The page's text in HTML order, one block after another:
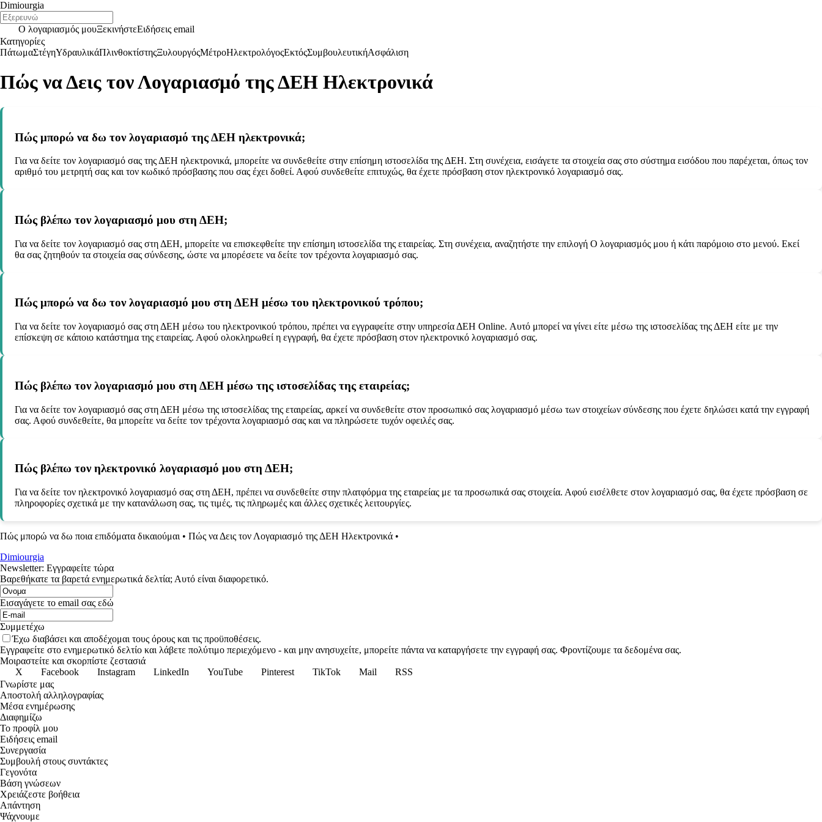
Dimiourgia
Ο λογαριασμός μουΞεκινήστεΕιδήσεις email
Κατηγορίες
ΠάτωμαΣτέγηΥδραυλικάΠλινθοκτίστηςΞυλουργόςΜέτροΗλεκτρολόγοςΕκτόςΣυμβουλευτικήΑσφάλιση
Πώς να Δεις τον Λογαριασμό της ΔΕΗ Ηλεκτρονικά
Πώς μπορώ να δω τον λογαριασμό της ΔΕΗ ηλεκτρονικά;
Για να δείτε τον λογαριασμό σας της ΔΕΗ ηλεκτρονικά, μπορείτε να συνδεθείτε στην επίσημη ιστοσελίδα της ΔΕΗ. Στη συνέχεια, εισάγετε τα στοιχεία σας στο σύστημα εισόδου που παρέχεται, όπως τον
αριθμό του μετρητή σας και τον κωδικό πρόσβασης που σας έχει δοθεί. Αφού συνδεθείτε επιτυχώς, θα έχετε πρόσβαση στον ηλεκτρονικό λογαριασμό σας.
Πώς βλέπω τον λογαριασμό μου στη ΔΕΗ;
Για να δείτε τον λογαριασμό σας στη ΔΕΗ, μπορείτε να επισκεφθείτε την επίσημη ιστοσελίδα της εταιρείας. Στη συνέχεια, αναζητήστε την επιλογή Ο λογαριασμός μου ή κάτι παρόμοιο στο μενού. Εκεί
θα σας ζητηθούν τα στοιχεία σας σύνδεσης, ώστε να μπορέσετε να δείτε τον τρέχοντα λογαριασμό σας.
Πώς μπορώ να δω τον λογαριασμό μου στη ΔΕΗ μέσω του ηλεκτρονικού τρόπου;
Για να δείτε τον λογαριασμό σας στη ΔΕΗ μέσω του ηλεκτρονικού τρόπου, πρέπει να εγγραφείτε στην υπηρεσία ΔΕΗ Online. Αυτό μπορεί να γίνει είτε μέσω της ιστοσελίδας της ΔΕΗ είτε με την
επίσκεψη σε κάποιο κατάστημα της εταιρείας. Αφού ολοκληρωθεί η εγγραφή, θα έχετε πρόσβαση στον ηλεκτρονικό λογαριασμό σας.
Πώς βλέπω τον λογαριασμό μου στη ΔΕΗ μέσω της ιστοσελίδας της εταιρείας;
Για να δείτε τον λογαριασμό σας στη ΔΕΗ μέσω της ιστοσελίδας της εταιρείας, αρκεί να συνδεθείτε στον προσωπικό σας λογαριασμό μέσω των στοιχείων σύνδεσης που έχετε δηλώσει κατά την εγγραφή
σας. Αφού συνδεθείτε, θα μπορείτε να δείτε τον τρέχοντα λογαριασμό σας και να πληρώσετε τυχόν οφειλές σας.
Πώς βλέπω τον ηλεκτρονικό λογαριασμό μου στη ΔΕΗ;
Για να δείτε τον ηλεκτρονικό λογαριασμό σας στη ΔΕΗ, πρέπει να συνδεθείτε στην πλατφόρμα της εταιρείας με τα προσωπικά σας στοιχεία. Αφού εισέλθετε στον λογαριασμό σας, θα έχετε πρόσβαση σε
πληροφορίες σχετικά με την κατανάλωση σας, τις τιμές, τις πληρωμές και άλλες σχετικές λειτουργίες.
Πώς μπορώ να δω ποια επιδόματα δικαιούμαι • Πώς να Δεις τον Λογαριασμό της ΔΕΗ Ηλεκτρονικά •
Dimiourgia
Newsletter: Εγγραφείτε τώρα
Βαρεθήκατε τα βαρετά ενημερωτικά δελτία; Αυτό είναι διαφορετικό.
Εισαγάγετε το email σας εδώ
Συμμετέχω
Έχω διαβάσει και αποδέχομαι τους όρους και τις προϋποθέσεις.
Εγγραφείτε στο ενημερωτικό δελτίο και λάβετε πολύτιμο περιεχόμενο - και μην ανησυχείτε, μπορείτε πάντα να καταργήσετε την εγγραφή σας. Φροντίζουμε τα δεδομένα σας.
Μοιραστείτε και σκορπίστε ζεστασιά
X
Facebook Instagram LinkedIn YouTube Pinterest TikTok Mail
RSS
Γνωρίστε μας
Αποστολή αλληλογραφίας
Μέσα ενημέρωσης
Διαφημίζω
Το προφίλ μου
Ειδήσεις email
Συνεργασία
Συμβουλή στους συντάκτες
Γεγονότα
Βάση γνώσεων
Χρειάζεστε βοήθεια
Απάντηση
Ψάχνουμε